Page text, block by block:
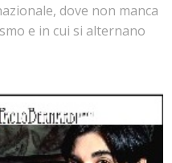
dove non manca
e in cui si alternano